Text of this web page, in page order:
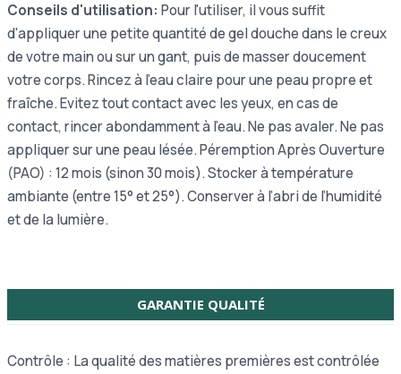
Conseils d'utilisation: Pour l'utiliser, il vous suffit
d'appliquer une petite quantité de gel douche dans le creux
de votre main ou sur un gant, puis de masser doucement
votre corps. Rincez à l'eau claire pour une peau propre et
fraîche. Evitez tout contact avec les yeux, en cas de
contact, rincer abondamment à l’eau. Ne pas avaler. Ne pas
appliquer sur une peau lésée. Péremption Après Ouverture
(PAO) : 12 mois (sinon 30 mois). Stocker à température
ambiante (entre 15° et 25°). Conserver à l’abri de l’humidité
et de la lumière.
GARANTIE QUALITÉ
Contrôle : La qualité des matières premières est contrôlée